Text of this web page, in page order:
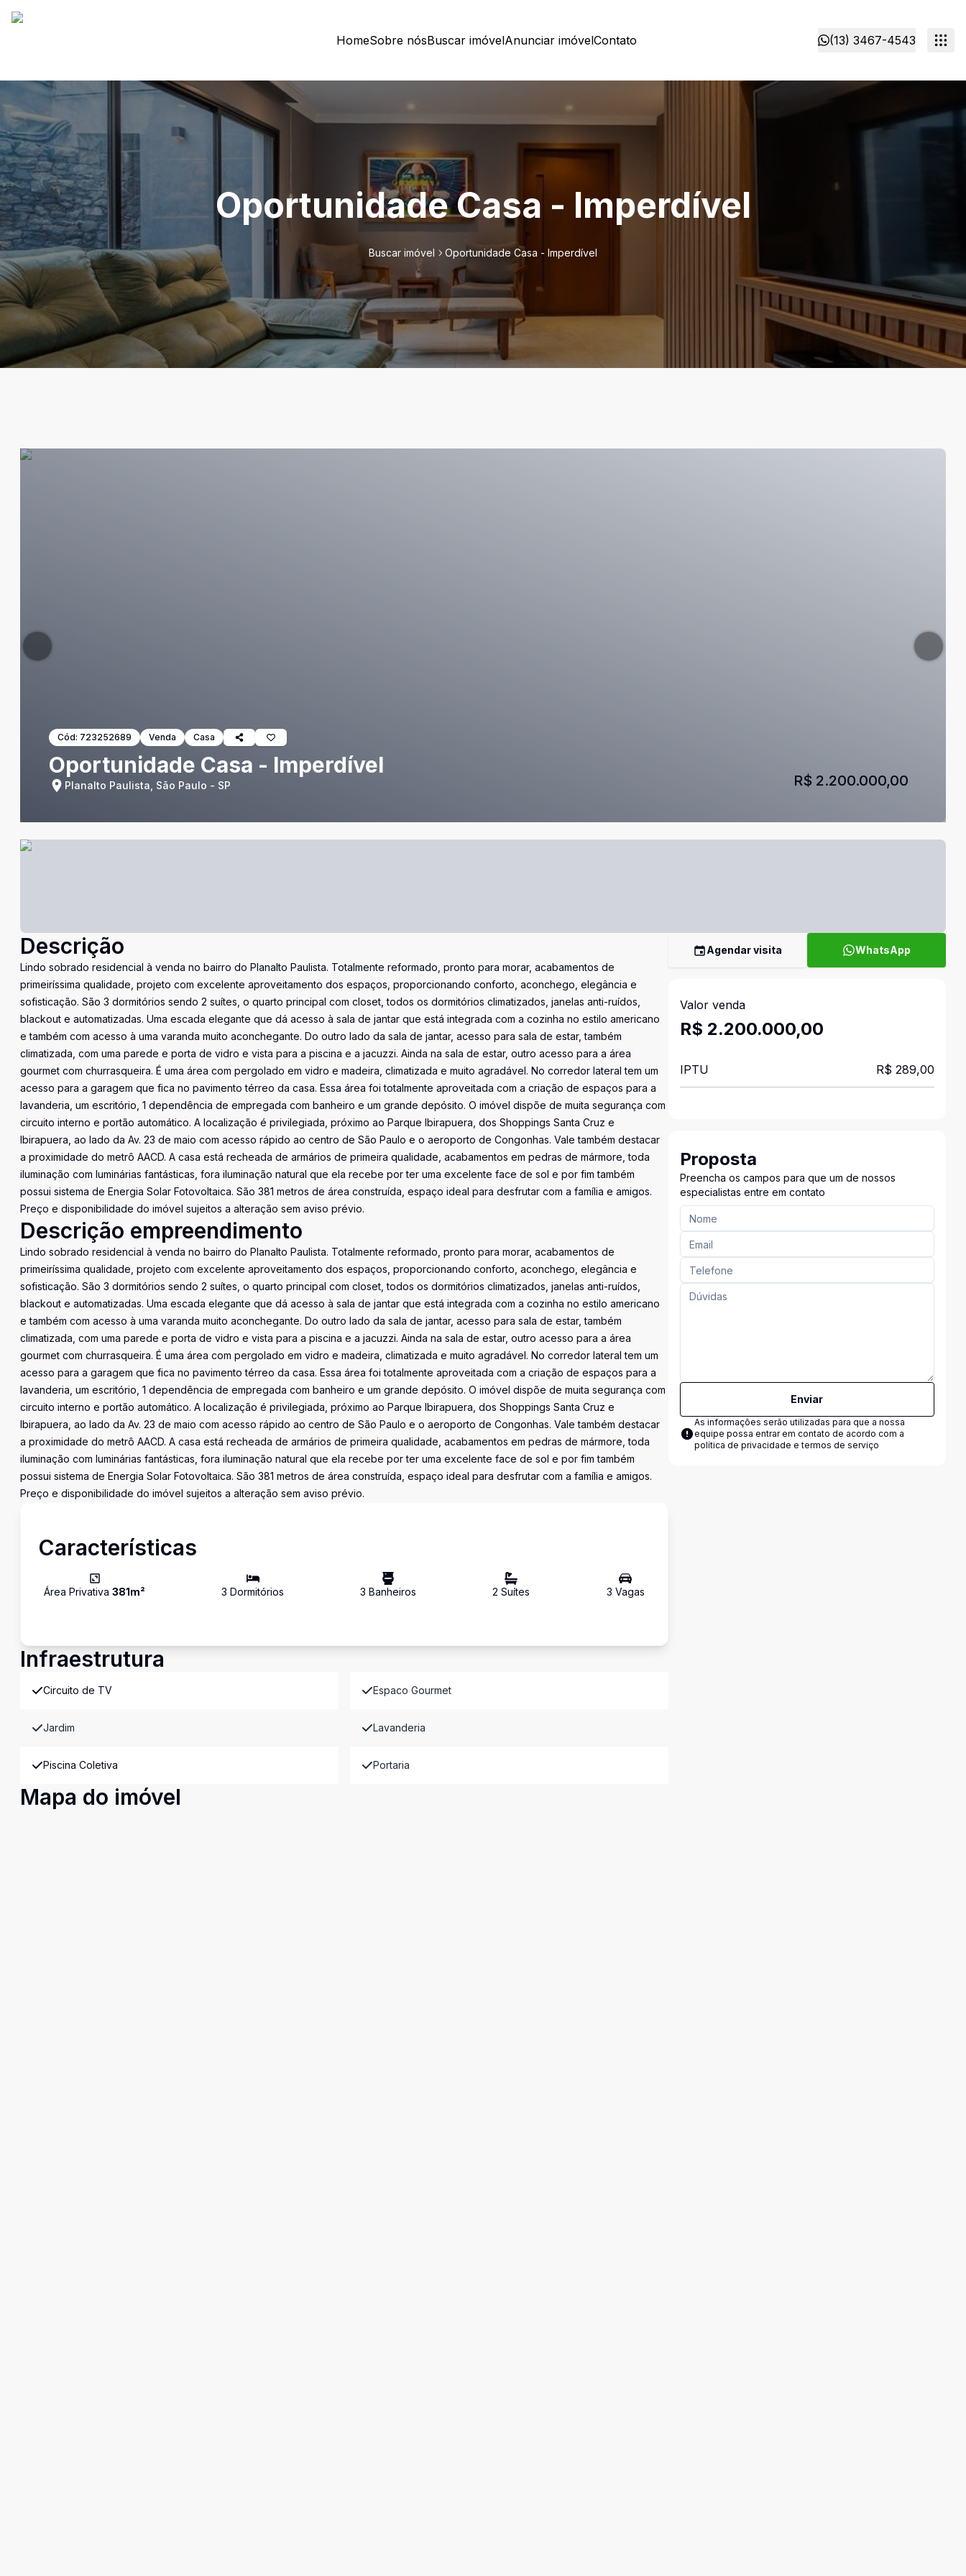
HomeSobre nósBuscar imóvelAnunciar imóvelContato (13) 3467-4543
Oportunidade Casa - Imperdível
Buscar imóvel Oportunidade Casa - Imperdível
Cód: 723252689 Venda Casa
Oportunidade Casa - Imperdível
Planalto Paulista, São Paulo - SP R$ 2.200.000,00
Descrição
Lindo sobrado residencial à venda no bairro do Planalto Paulista. Totalmente reformado, pronto para morar, acabamentos de
primeiríssima qualidade, projeto com excelente aproveitamento dos espaços, proporcionando conforto, aconchego, elegância e
sofisticação. São 3 dormitórios sendo 2 suítes, o quarto principal com closet, todos os dormitórios climatizados, janelas anti-ruídos,
blackout e automatizadas. Uma escada elegante que dá acesso à sala de jantar que está integrada com a cozinha no estilo americano
e também com acesso à uma varanda muito aconchegante. Do outro lado da sala de jantar, acesso para sala de estar, também
climatizada, com uma parede e porta de vidro e vista para a piscina e a jacuzzi. Ainda na sala de estar, outro acesso para a área
gourmet com churrasqueira. É uma área com pergolado em vidro e madeira, climatizada e muito agradável. No corredor lateral tem um
acesso para a garagem que fica no pavimento térreo da casa. Essa área foi totalmente aproveitada com a criação de espaços para a
lavanderia, um escritório, 1 dependência de empregada com banheiro e um grande depósito. O imóvel dispõe de muita segurança com
circuito interno e portão automático. A localização é privilegiada, próximo ao Parque Ibirapuera, dos Shoppings Santa Cruz e
Ibirapuera, ao lado da Av. 23 de maio com acesso rápido ao centro de São Paulo e o aeroporto de Congonhas. Vale também destacar
a proximidade do metrô AACD. A casa está recheada de armários de primeira qualidade, acabamentos em pedras de mármore, toda
iluminação com luminárias fantásticas, fora iluminação natural que ela recebe por ter uma excelente face de sol e por fim também
possui sistema de Energia Solar Fotovoltaica. São 381 metros de área construída, espaço ideal para desfrutar com a família e amigos.
Preço e disponibilidade do imóvel sujeitos a alteração sem aviso prévio.
Descrição empreendimento
Lindo sobrado residencial à venda no bairro do Planalto Paulista. Totalmente reformado, pronto para morar, acabamentos de
primeiríssima qualidade, projeto com excelente aproveitamento dos espaços, proporcionando conforto, aconchego, elegância e
sofisticação. São 3 dormitórios sendo 2 suítes, o quarto principal com closet, todos os dormitórios climatizados, janelas anti-ruídos,
blackout e automatizadas. Uma escada elegante que dá acesso à sala de jantar que está integrada com a cozinha no estilo americano
e também com acesso à uma varanda muito aconchegante. Do outro lado da sala de jantar, acesso para sala de estar, também
climatizada, com uma parede e porta de vidro e vista para a piscina e a jacuzzi. Ainda na sala de estar, outro acesso para a área
gourmet com churrasqueira. É uma área com pergolado em vidro e madeira, climatizada e muito agradável. No corredor lateral tem um
acesso para a garagem que fica no pavimento térreo da casa. Essa área foi totalmente aproveitada com a criação de espaços para a
lavanderia, um escritório, 1 dependência de empregada com banheiro e um grande depósito. O imóvel dispõe de muita segurança com
circuito interno e portão automático. A localização é privilegiada, próximo ao Parque Ibirapuera, dos Shoppings Santa Cruz e
Ibirapuera, ao lado da Av. 23 de maio com acesso rápido ao centro de São Paulo e o aeroporto de Congonhas. Vale também destacar
a proximidade do metrô AACD. A casa está recheada de armários de primeira qualidade, acabamentos em pedras de mármore, toda
iluminação com luminárias fantásticas, fora iluminação natural que ela recebe por ter uma excelente face de sol e por fim também
possui sistema de Energia Solar Fotovoltaica. São 381 metros de área construída, espaço ideal para desfrutar com a família e amigos.
Preço e disponibilidade do imóvel sujeitos a alteração sem aviso prévio.
Características
Área Privativa 381m² 3 Dormitórios 3 Banheiros 2 Suítes 3 Vagas
Infraestrutura
Circuito de TV Espaco Gourmet
Jardim Lavanderia
Piscina Coletiva Portaria
Mapa do imóvel
Agendar visita WhatsApp
Valor venda
R$ 2.200.000,00
IPTU R$ 289,00
Proposta
Preencha os campos para que um de nossos
especialistas entre em contato
Enviar
As informações serão utilizadas para que a nossa
equipe possa entrar em contato de acordo com a
política de privacidade e termos de serviço